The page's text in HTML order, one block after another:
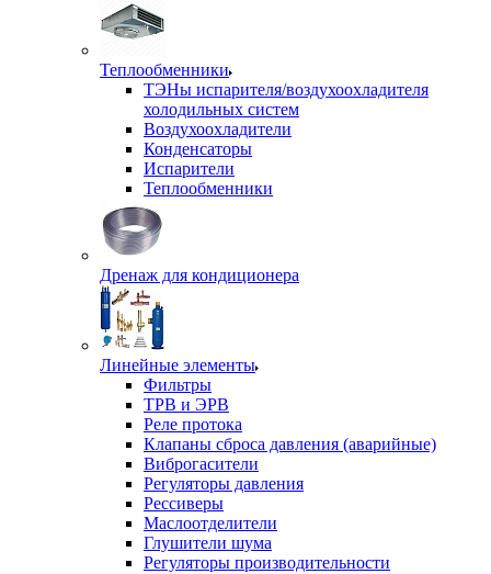
Теплообменники
ТЭНы испарителя/воздухоохладителя
холодильных систем
Воздухоохладители
Конденсаторы
Испарители
Теплообменники
Дренаж для кондиционера
Линейные элементы
Фильтры
ТРВ и ЭРВ
Реле протока
Клапаны сброса давления (аварийные)
Виброгасители
Регуляторы давления
Рессиверы
Маслоотделители
Глушители шума
Регуляторы производительности